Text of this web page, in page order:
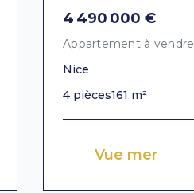
4 490 000 €
Appartement à vendre
Nice
4 pièces161 m²
Vue mer